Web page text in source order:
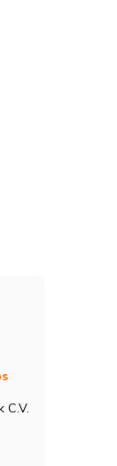
C.V.